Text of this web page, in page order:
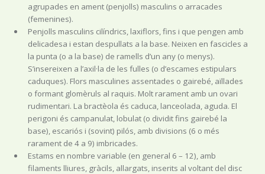
agrupades en ament (penjolls) masculins o arracades
(femenines).
Penjolls masculins cilíndrics, laxiflors, fins i que pengen amb
delicadesa i estan despullats a la base. Neixen en fascicles a
la punta (o a la base) de ramells d’un any (o menys).
S’insereixen a l’axil·la de les fulles (o d’escames estipulars
caduques). Flors masculines assentades o gairebé, aïllades
o formant glomèruls al raquis. Molt rarament amb un ovari
rudimentari. La bractèola és caduca, lanceolada, aguda. El
perigoni és campanulat, lobulat (o dividit fins gairebé la
base), escariós i (sovint) pilós, amb divisions (6 o més
rarament de 4 a 9) imbricades.
Estams en nombre variable (en general 6 – 12), amb
filaments lliures, gràcils, allargats, inserits al voltant del disc